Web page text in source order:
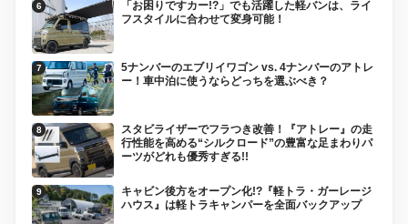
「お困りですカー!?」でも活躍した軽バンは、ライ
フスタイルに合わせて変身可能！
5ナンバーのエブリイワゴン vs. 4ナンバーのアトレ
ー！車中泊に使うならどっちを選ぶべき？
スタビライザーでフラつき改善！『アトレー』の走
行性能を高める“シルクロード”の豊富な足まわりパ
ーツがどれも優秀すぎる!!
キャビン後方をオープン化!?『軽トラ・ガーレージ
ハウス』は軽トラキャンパーを全面バックアップ